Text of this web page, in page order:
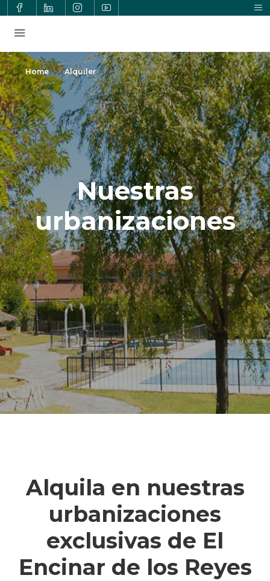
Home Alquiler
Nuestras
urbanizaciones
Alquila en nuestras
urbanizaciones
exclusivas de El
Encinar de los Reyes